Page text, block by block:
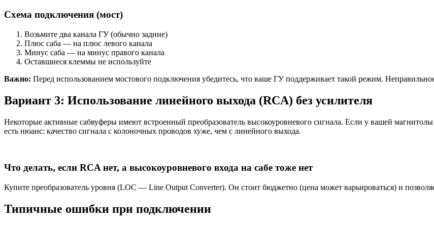
Схема подключения (мост)
Возьмите два канала ГУ (обычно задние)
Плюс саба — на плюс левого канала
Минус саба — на минус правого канала
Оставшиеся клеммы не используйте
Важно: Перед использованием мостового подключения убедитесь, что ваше ГУ поддерживает такой режим.
Вариант 3: Использование линейного выхода (RCA) без усилителя
Некоторые активные сабвуферы имеют встроенный преобразователь высокоуровневого сигнала. Если у вашей
есть нюанс: качество сигнала с колоночных проводов хуже, чем с линейного выхода.
Что делать, если RCA нет, а высокоуровневого входа на сабе тоже нет
Купите преобразователь уровня (LOC — Line Output Converter). Он стоит бюджетно (цена может варьироваться) и
Типичные ошибки при подключении